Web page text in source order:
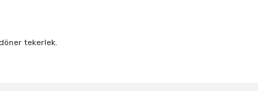
tekerlek.